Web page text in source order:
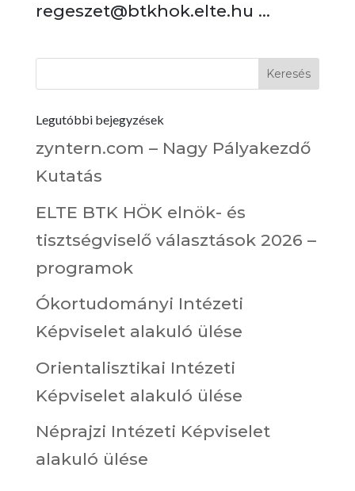
regeszet@btkhok.elte.hu ...
Legutóbbi bejegyzések
zyntern.com – Nagy Pályakezdő
Kutatás
ELTE BTK HÖK elnök- és
tisztségviselő választások 2026 –
programok
Ókortudományi Intézeti
Képviselet alakuló ülése
Orientalisztikai Intézeti
Képviselet alakuló ülése
Néprajzi Intézeti Képviselet
alakuló ülése